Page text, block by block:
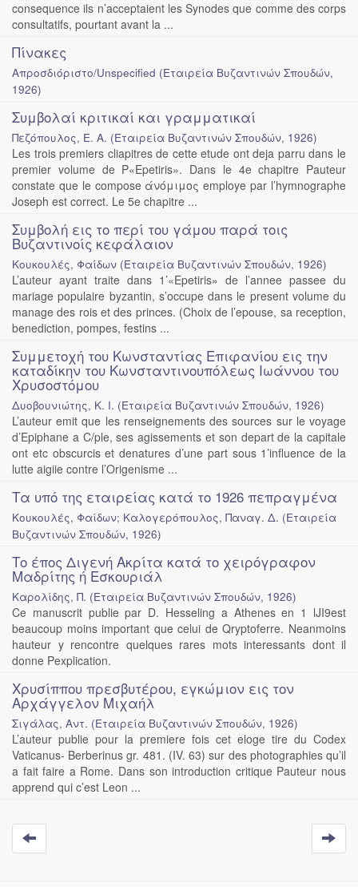
consequence ils n’acceptaient les Synodes que comme des corps
consultatifs, pourtant avant la ...
Πίνακες
Απροσδιόριστο/Unspecified (Εταιρεία Βυζαντινών Σπουδών,
1926)
Συμβολαί κριτικαί και γραμματικαί
Πεζόπουλος, Ε. Α. (Εταιρεία Βυζαντινών Σπουδών, 1926)
Les trois premiers cliapitres de cette etude ont deja parru dans le
premier volume de P«Epetiris». Dans le 4e chapitre Pauteur
constate que le compose άνόμιμος employe par l’hymnographe
Joseph est correct. Le 5e chapitre ...
Συμβολή εις το περί του γάμου παρά τοις
Βυζαντινοίς κεφάλαιον
Κουκουλές, Φαίδων (Εταιρεία Βυζαντινών Σπουδών, 1926)
L’auteur ayant traite dans 1’«Epetiris» de l’annee passee du
mariage populaire byzantin, s’occupe dans le present volume du
manage des rois et des princes. (Choix de l’epouse, sa reception,
benediction, pompes, festins ...
Συμμετοχή του Κωνσταντίας Επιφανίου εις την
καταδίκην του Κωνσταντινουπόλεως Ιωάννου του
Χρυσοστόμου
Δυοβουνιώτης, Κ. Ι. (Εταιρεία Βυζαντινών Σπουδών, 1926)
L’auteur emit que les renseignements des sources sur le voyage
d’Epiphane a C/ple, ses agissements et son depart de la capitale
ont etc obscurcis et denatures d’une part sous 1’influence de la
lutte aigiie contre l’Origenisme ...
Τα υπό της εταιρείας κατά το 1926 πεπραγμένα
Κουκουλές, Φαίδων; Καλογερόπουλος, Παναγ. Δ. (Εταιρεία
Βυζαντινών Σπουδών, 1926)
Το έπος Διγενή Ακρίτα κατά το χειρόγραφον
Μαδρίτης ή Εσκουριάλ
Καρολίδης, Π. (Εταιρεία Βυζαντινών Σπουδών, 1926)
Ce manuscrit publie par D. Hesseling a Athenes en 1 lJI9est
beaucoup moins important que celui de Qryptoferre. Neanmoins
hauteur y rencontre quelques rares mots interessants dont il
donne Pexplication.
Χρυσίππου πρεσβυτέρου, εγκώμιον εις τον
Αρχάγγελον Μιχαήλ
Σιγάλας, Αντ. (Εταιρεία Βυζαντινών Σπουδών, 1926)
L’auteur publie pour la premiere fois cet eloge tire du Codex
Vaticanus- Berberinus gr. 481. (IV. 63) sur des photographies qu’il
a fait faire a Rome. Dans son introduction critique Pauteur nous
apprend qui c’est Leon ...